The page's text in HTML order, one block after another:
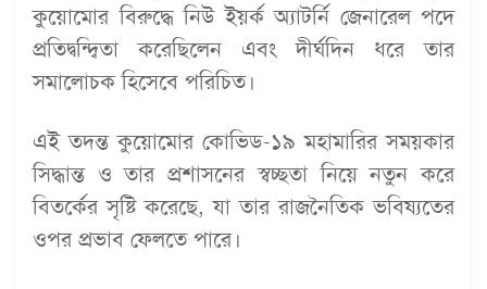
কুয়োমোর বিরুদ্ধে নিউ ইয়র্ক অ্যাটর্নি জেনারেল পদে
প্রতিদ্বন্দ্বিতা করেছিলেন এবং দীর্ঘদিন ধরে তার
সমালোচক হিসেবে পরিচিত।
এই তদন্ত কুয়োমোর কোভিড-১৯ মহামারির সময়কার
সিদ্ধান্ত ও তার প্রশাসনের স্বচ্ছতা নিয়ে নতুন করে
বিতর্কের সৃষ্টি করেছে, যা তার রাজনৈতিক ভবিষ্যতের
ওপর প্রভাব ফেলতে পারে।